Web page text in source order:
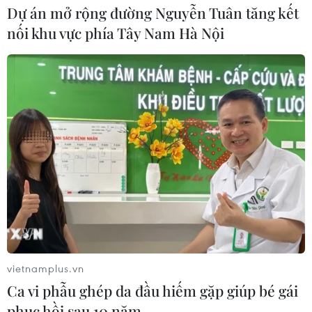
Chủ tịch Liên đoàn Bóng đá thế giới
chịu sức ép chưa từng có
06/08/2026 04:12
Futsal Việt Nam bất bại sau trận hòa
khó tin trước chủ nhà Thái Lan
06/08/2026 02:38
Toàn cảnh ASEAN Cup: Thái
Lan "thắng như chẻ tre", thách thức
tuyển Việt Nam
05/08/2026 07:15
Dự án mở rộng đường Nguyễn Tuân tăng kết
nối khu vực phía Tây Nam Hà Nội
vietnamplus.vn
Ca vi phẫu ghép da đầu hiếm gặp giúp bé gái